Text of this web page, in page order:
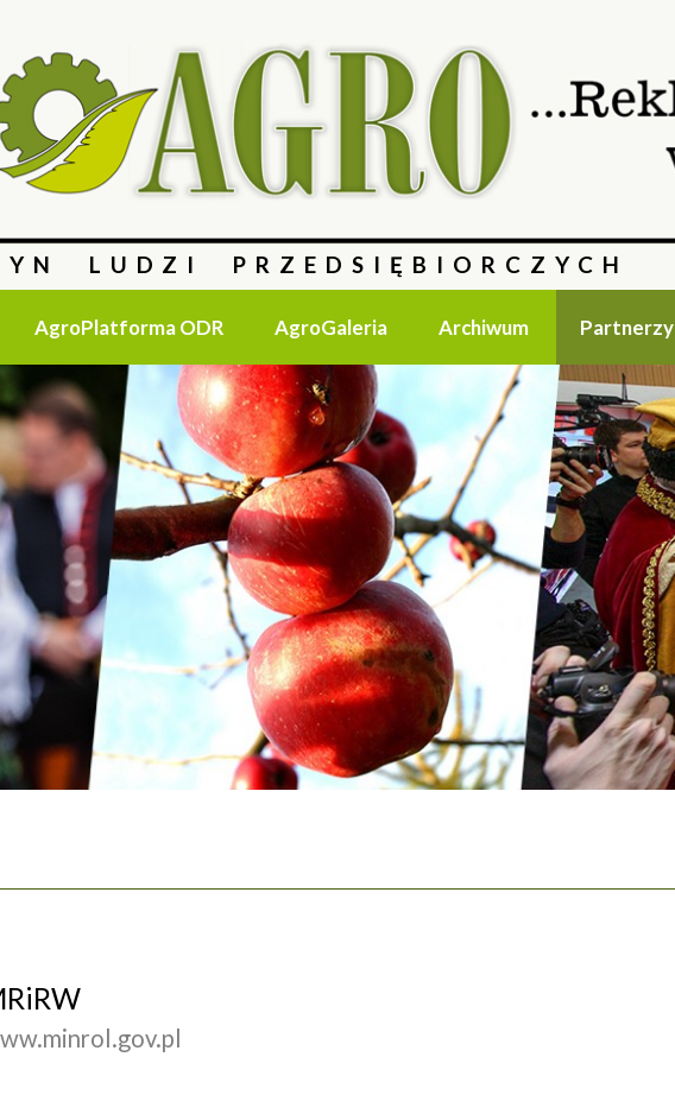
LUDZI PRZEDSIĘBIORCZYCH
AgroPlatforma ODR AgroGaleria Archiwum Partnerzy